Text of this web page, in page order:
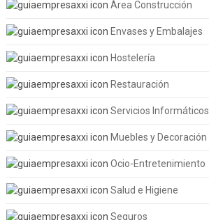
Área Construcción
Envases y Embalajes
Hostelería
Restauración
Servicios Informáticos
Muebles y Decoración
Ocio-Entretenimiento
Salud e Higiene
Seguros